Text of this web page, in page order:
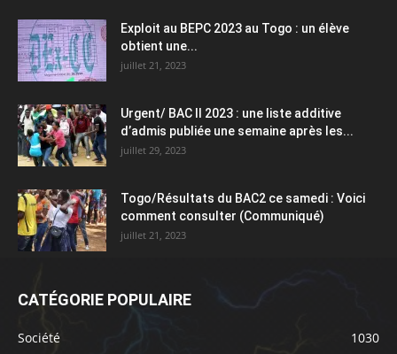
Exploit au BEPC 2023 au Togo : un élève
obtient une...
juillet 21, 2023
Urgent/ BAC II 2023 : une liste additive
d’admis publiée une semaine après les...
juillet 29, 2023
Togo/Résultats du BAC2 ce samedi : Voici
comment consulter (Communiqué)
juillet 21, 2023
CATÉGORIE POPULAIRE
Société
1030